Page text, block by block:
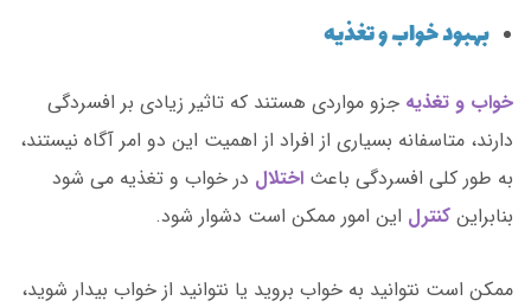
بهبود خواب و تغذیه
خواب و تغذیه جزو مواردی هستند که تاثیر زیادی بر افسردگی
دارند، متاسفانه بسیاری از افراد از اهمیت این دو امر آگاه نیستند،
به طور کلی افسردگی باعث اختلال در خواب و تغذیه می شود
بنابراین کنترل این امور ممکن است دشوار شود.
ممکن است نتوانید به خواب بروید یا نتوانید از خواب بیدار شوید،